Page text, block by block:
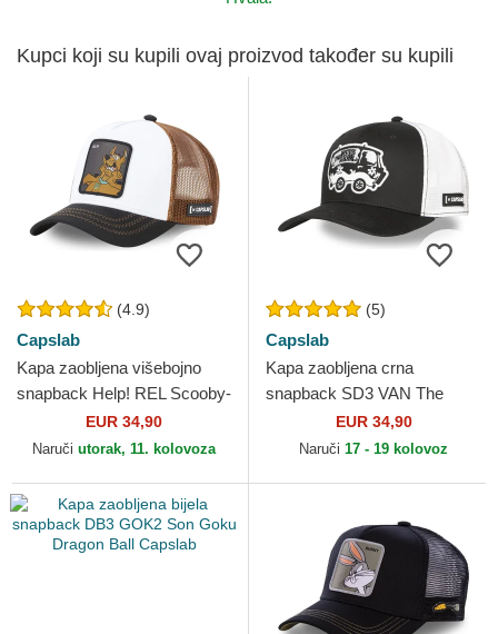
Kupci koji su kupili ovaj proizvod također su kupili
(4.9)
Capslab
Kapa zaobljena višebojno
snapback Help! REL Scooby-
Doo CapslabEUR 34,90
Naruči utorak, 11. kolovoza
(5)
Capslab
Kapa zaobljena crna
snapback SD3 VAN The
Mystery Machine Scooby-
Doo Capslab
EUR 34,90
Naruči 17 - 19 kolovoz